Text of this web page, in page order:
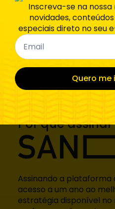
Por que
Assinando a plataforma
acesso a um ano ao
estratégia disponível
Inscreva-se na
novidades,
especiais direto no seu
Email
*
Quero me